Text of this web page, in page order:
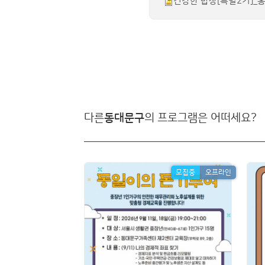
다른동대문구의 프로그램은 어떠세요?
모집중 오프라인